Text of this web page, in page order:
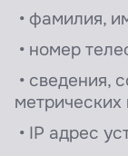
• фамилия,
• номер
• сведения,
• IP адрес